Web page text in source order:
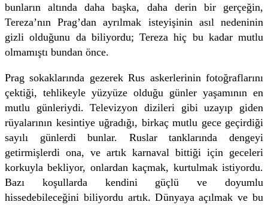
bunların altında daha başka, daha derin bir gerçeğin,
Tereza’nın Prag’dan ayrılmak isteyişinin asıl nedeninin
gizli olduğunu da biliyordu; Tereza hiç bu kadar mutlu
olmamıştı bundan önce.
Prag sokaklarında gezerek Rus askerlerinin fotoğraflarını
çektiği, tehlikeyle yüzyüze olduğu günler yaşamının en
mutlu günleriydi. Televizyon dizileri gibi uzayıp giden
rüyalarının kesintiye uğradığı, birkaç mutlu gece geçirdiği
sayılı günlerdi bunlar. Ruslar tanklarında dengeyi
getirmişlerdi ona, ve artık karnaval bittiği için geceleri
korkuyla bekliyor, onlardan kaçmak, kurtulmak istiyordu.
Bazı koşullarda kendini güçlü ve doyumlu
hissedebileceğini biliyordu artık. Dünyaya açılmak ve bu